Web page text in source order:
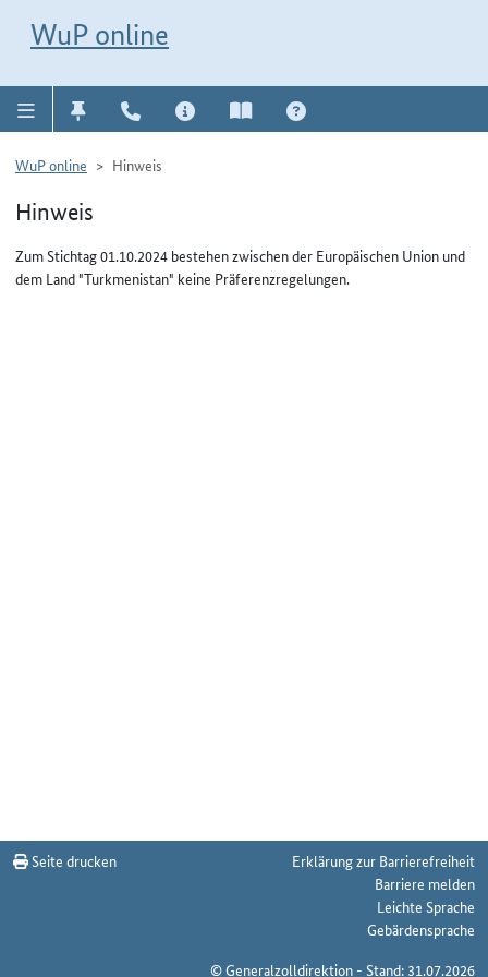
WuP online
WuP online Hinweis
Hinweis
Zum Stichtag 01.10.2024 bestehen zwischen der Europäischen Union und
dem Land "Turkmenistan" keine Präferenzregelungen.
Seite drucken
Erklärung zur Barrierefreiheit
Barriere melden
Leichte Sprache
Gebärdensprache
© Generalzolldirektion - Stand: 31.07.2026